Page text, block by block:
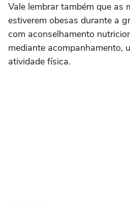
Vale lembrar também que as
estiverem obesas durante a
com aconselhamento
mediante acompanhamento,
atividade física.